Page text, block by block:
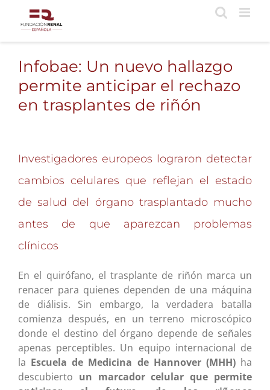
contenido
Infobae: Un nuevo hallazgo
permite anticipar el rechazo
en trasplantes de riñón
Investigadores europeos lograron detectar
cambios celulares que reflejan el estado
de salud del órgano trasplantado mucho
antes de que aparezcan problemas
clínicos
En el quirófano, el trasplante de riñón marca un
renacer para quienes dependen de una máquina
de diálisis. Sin embargo, la verdadera batalla
comienza después, en un terreno microscópico
donde el destino del órgano depende de señales
apenas perceptibles. Un equipo internacional de
la Escuela de Medicina de Hannover (MHH)ha
descubierto un marcadorcelular que permite